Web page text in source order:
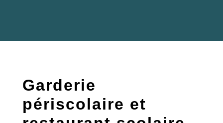
Garderie
périscolaire et